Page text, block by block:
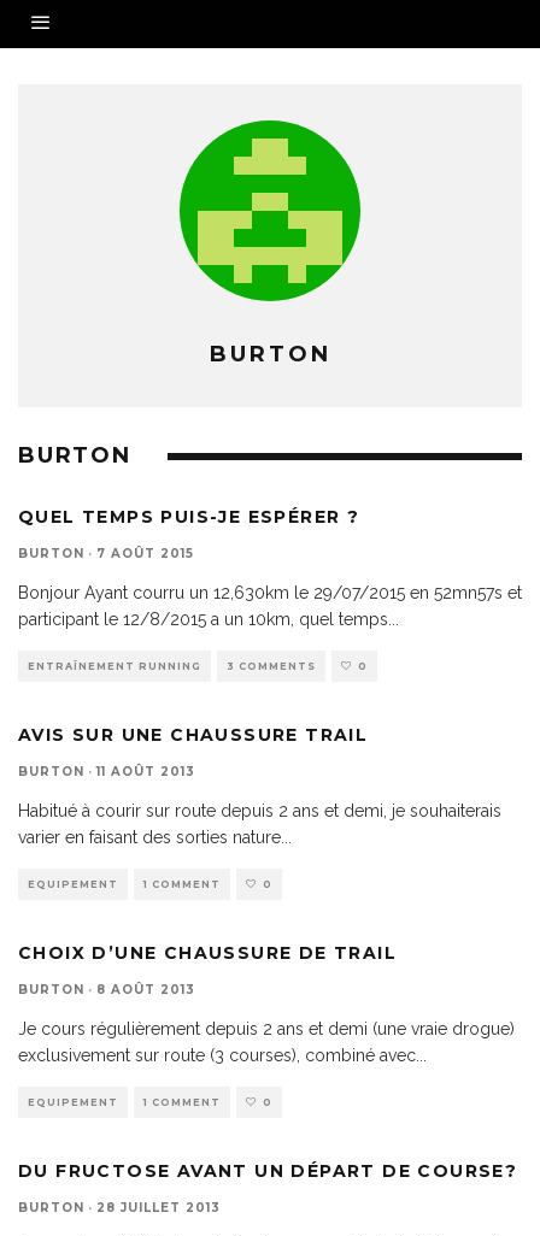
BURTON
BURTON
QUEL TEMPS PUIS-JE ESPÉRER ?
BURTON · 7 AOÛT 2015
Bonjour Ayant courru un 12,630km le 29/07/2015 en 52mn57s et
participant le 12/8/2015 a un 10km, quel temps
ENTRAÎNEMENT RUNNING 3 COMMENTS 0
AVIS SUR UNE CHAUSSURE TRAIL
BURTON · 11 AOÛT 2013
Habitué à courir sur route depuis 2 ans et demi, je souhaiterais
varier en faisant des sorties nature
EQUIPEMENT 1 COMMENT 0
CHOIX D’UNE CHAUSSURE DE TRAIL
BURTON · 8 AOÛT 2013
Je cours régulièrement depuis 2 ans et demi (une vraie drogue)
exclusivement sur route (3 courses), combiné avec
EQUIPEMENT 1 COMMENT 0
DU FRUCTOSE AVANT UN DÉPART DE COURSE?
BURTON · 28 JUILLET 2013